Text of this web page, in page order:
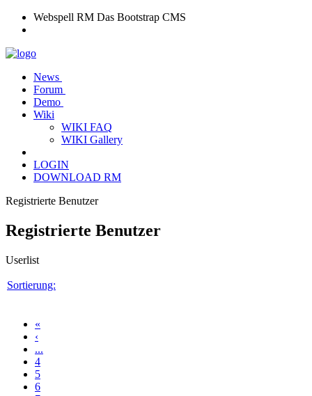
Webspell RM Das Bootstrap CMS
News
Forum
Demo
Wiki
WIKI FAQ
WIKI Gallery
LOGIN
DOWNLOAD RM
Registrierte Benutzer
Registrierte Benutzer
Userlist
Sortierung:
«
‹
...
4
5
6